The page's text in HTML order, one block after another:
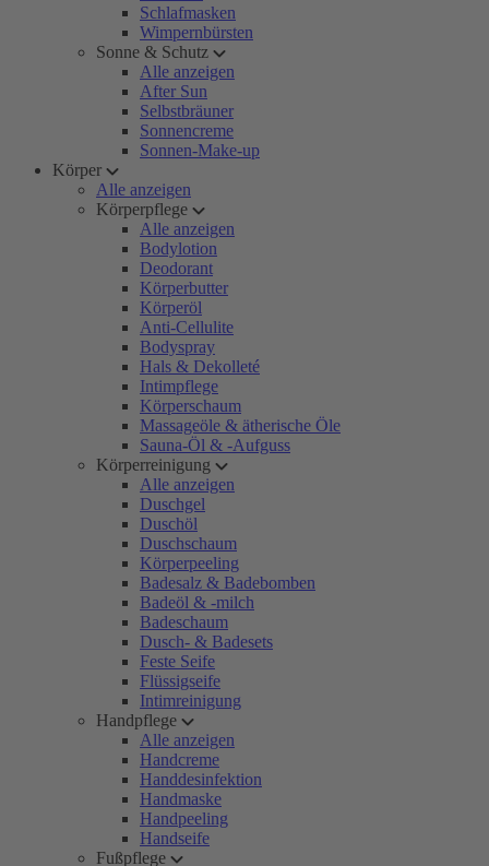
Schlafmasken
Wimpernbürsten
Sonne & Schutz
Alle anzeigen
After Sun
Selbstbräuner
Sonnencreme
Sonnen-Make-up
Körper
Alle anzeigen
Körperpflege
Alle anzeigen
Bodylotion
Deodorant
Körperbutter
Körperöl
Anti-Cellulite
Bodyspray
Hals & Dekolleté
Intimpflege
Körperschaum
Massageöle & ätherische Öle
Sauna-Öl & -Aufguss
Körperreinigung
Alle anzeigen
Duschgel
Duschöl
Duschschaum
Körperpeeling
Badesalz & Badebomben
Badeöl & -milch
Badeschaum
Dusch- & Badesets
Feste Seife
Flüssigseife
Intimreinigung
Handpflege
Alle anzeigen
Handcreme
Handdesinfektion
Handmaske
Handpeeling
Handseife
Fußpflege